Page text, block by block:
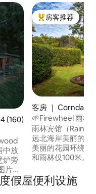
分 4.94 分（满分 5 分），
(160)
中放
炉旁
房源
热门「房客推荐」
房客推荐
客房 ｜ Corndale
🌱Firewheel 雨林
雨林宾馆（
远北海岸美丽的亚
美丽的花园环绕，
和雨林仅100米。
类。 很抱歉，不
狗，它喜欢人，但不
假屋便利设施